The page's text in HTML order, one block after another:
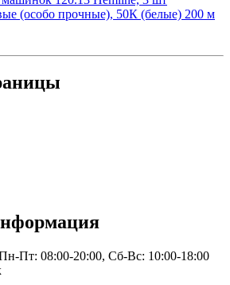
(особо прочные), 50К (белые) 200 м
Пт: 08:00-20:00, Сб-Вс: 10:00-18:00